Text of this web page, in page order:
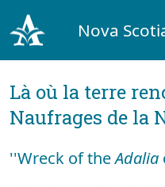
Nova
Là où la terre
Naufrages de la
''Wreck of theAdalia